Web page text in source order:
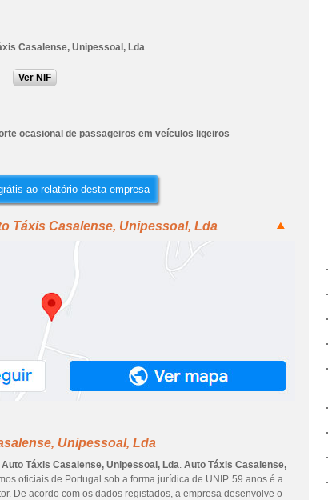
Casalense, Unipessoal, Lda
Ver NIF
ocasional de passageiros em veículos ligeiros
ao relatório desta empresa
Táxis Casalense, Unipessoal, Lda
Unipessoal, Lda
Auto Táxis Casalense, Unipessoal, Lda. Auto Táxis Casalense,
oficiais de Portugal sob a forma jurídica de UNIP. 59 anos é a
De acordo com os dados registados, a empresa desenvolve o